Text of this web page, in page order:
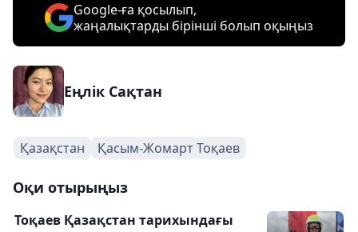
Google-ға қосылып,
жаңалықтарды бірінші болып оқыңыз
Еңлік Сақтан
Қазақстан Қасым-Жомарт Тоқаев
Оқи отырыңыз
Тоқаев Қазақстан тарихындағы